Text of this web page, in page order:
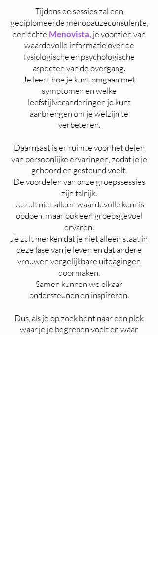
Tijdens de sessies zal een
gediplomeerde menopauzeconsulente,
een échte Menovista, je voorzien van
waardevolle informatie over de
fysiologische en psychologische
aspecten van de overgang.
Je leert hoe je kunt omgaan met
symptomen en welke
leefstijlveranderingen je kunt
aanbrengen om je welzijn te
verbeteren.
Daarnaast is er ruimte voor het delen
van persoonlijke ervaringen, zodat je je
gehoord en gesteund voelt.
De voordelen van onze groepssessies
zijn talrijk.
Je zult niet alleen waardevolle kennis
opdoen, maar ook een groepsgevoel
ervaren.
Je zult merken dat je niet alleen staat in
deze fase van je leven en dat andere
vrouwen vergelijkbare uitdagingen
doormaken.
Samen kunnen we elkaar
ondersteunen en inspireren.
Dus, als je op zoek bent naar een plek
waar je je begrepen voelt en waar